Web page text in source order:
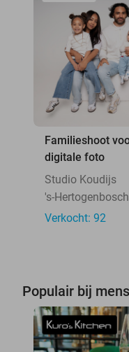
Familieshoot
digitale foto
Studio Koudijs
's-Hertogenbosch
Verkocht: 92
Populair bij